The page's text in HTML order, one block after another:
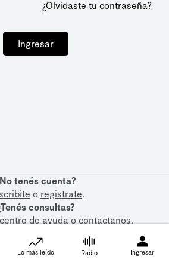
¿Olvidaste tu contraseña?
Ingresar
tenés cuenta?
o registrate.
consultas?
de ayudaocontactanos.
Lo más leído Radio Ingresar